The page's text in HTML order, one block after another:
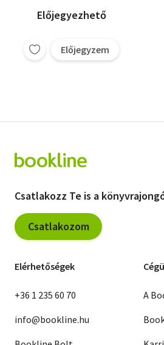
Előjegyezhető
Előjegyzem
Csatlakozz Te is a
Csatlakozom
Elérhetőségek
+36 1 235 60 70
info@bookline.hu
A